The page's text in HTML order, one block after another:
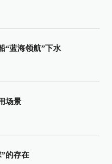
“蓝海领航”下水
场景
的存在